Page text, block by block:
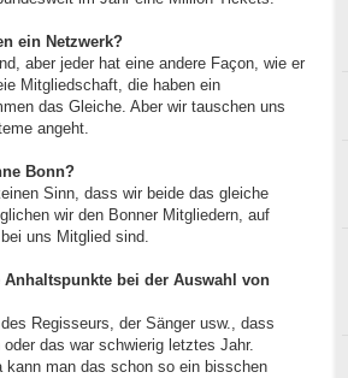
ein Netzwerk?
aber jeder hat eine andere Façon, wie er
Mitgliedschaft, die haben ein
das Gleiche. Aber wir tauschen uns
angeht.
Bonn?
Sinn, dass wir beide das gleiche
wir den Bonner Mitgliedern, auf
uns Mitglied sind.
bei der Auswahl von
Regisseurs, der Sänger usw., dass
das war schwierig letztes Jahr.
kann man das schon so ein bisschen